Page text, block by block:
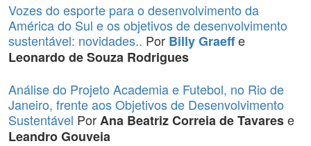
Vozes do esporte para o desenvolvimento da
América do Sul e os objetivos de desenvolvimento
sustentável: novidades.. Por Billy Graeffe
Leonardo de Souza Rodrigues
Análise do Projeto Academia e Futebol, no Rio de
Janeiro, frente aos Objetivos de Desenvolvimento
Sustentável PorAna Beatriz Correia de Tavarese
Leandro Gouveia